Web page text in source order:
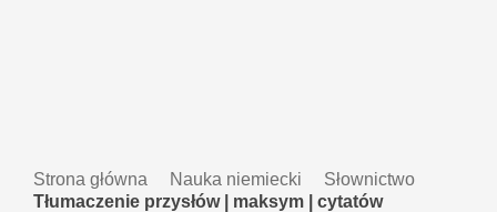
Strona główna Nauka niemiecki
Słownictwo
Tłumaczenie przysłów | maksym | cytatów